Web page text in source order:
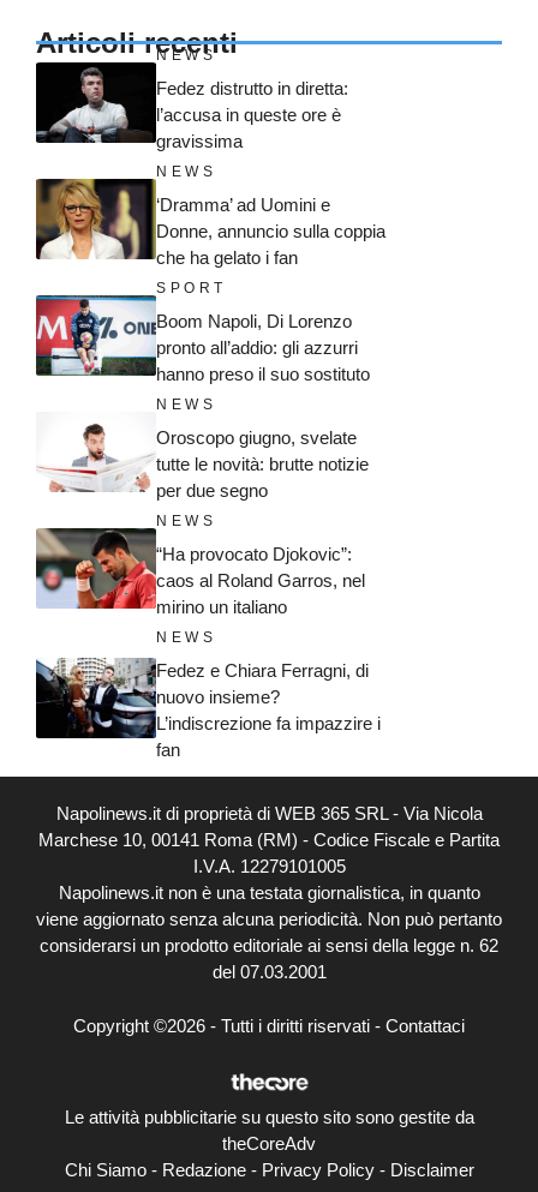
Articoli recenti
NEWS
Fedez distrutto in diretta:
l’accusa in queste ore è
gravissima
NEWS
‘Dramma’ ad Uomini e
Donne, annuncio sulla coppia
che ha gelato i fan
SPORT
Boom Napoli, Di Lorenzo
pronto all’addio: gli azzurri
hanno preso il suo sostituto
NEWS
Oroscopo giugno, svelate
tutte le novità: brutte notizie
per due segno
NEWS
“Ha provocato Djokovic”:
caos al Roland Garros, nel
mirino un italiano
NEWS
Fedez e Chiara Ferragni, di
nuovo insieme?
L’indiscrezione fa impazzire i
fan
Napolinews.it di proprietà di WEB 365 SRL - Via Nicola
Marchese 10, 00141 Roma (RM) - Codice Fiscale e Partita
I.V.A. 12279101005
Napolinews.it non è una testata giornalistica, in quanto
viene aggiornato senza alcuna periodicità. Non può pertanto
considerarsi un prodotto editoriale ai sensi della legge n. 62
del 07.03.2001
Copyright ©2026 - Tutti i diritti riservati - Contattaci
Le attività pubblicitarie su questo sito sono gestite da
theCoreAdv
Chi Siamo- Redazione- Privacy Policy- Disclaimer